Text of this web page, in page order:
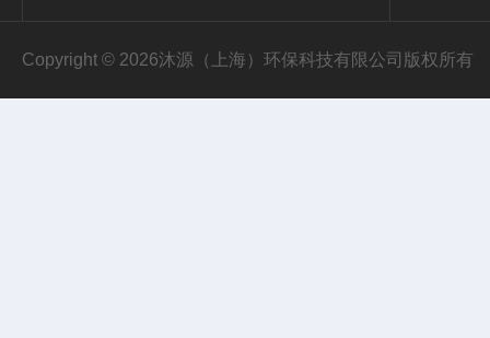
Copyright © 2026沐源（上海）环保科技有限公司版权所有